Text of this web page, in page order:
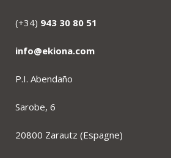
(+34) 943 30 80 51
info@ekiona.com
P.I. Abendaño
Sarobe, 6
20800 Zarautz (Espagne)